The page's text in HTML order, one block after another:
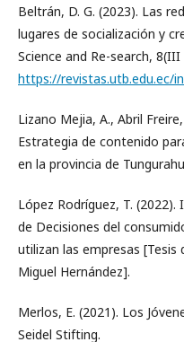
Beltrán, D. G. (2023). Las
lugares de socialización y
Science and Re-search, 8(III
https://revistas.utb.edu.ec/
Lizano Mejia, A., Abril
Estrategia de contenido
en la provincia de
López Rodríguez, T.
de Decisiones del
utilizan las empresas [Tesis
Miguel Hernández].
Merlos, E. (2021). Los
Seidel Stifting.